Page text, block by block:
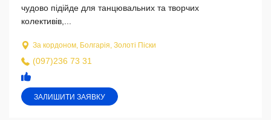
чудово підійде для танцювальних та творчих
колективів,...
За кордоном, Болгарія, Золоті Піски
(097)236 73 31
ЗАЛИШИТИ ЗАЯВКУ